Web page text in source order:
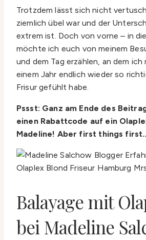
Trotzdem lässt sich nicht
ziemlich übel war und der
extrem ist. Doch von vorne – in
möchte ich euch von meinem
und dem Tag erzählen, an dem
einem Jahr endlich wieder so
Frisur gefühlt habe.
Pssst: Ganz am Ende des
einen Rabattcode auf ein
Madeline! Aber first things
Balayage mit
bei Madeline